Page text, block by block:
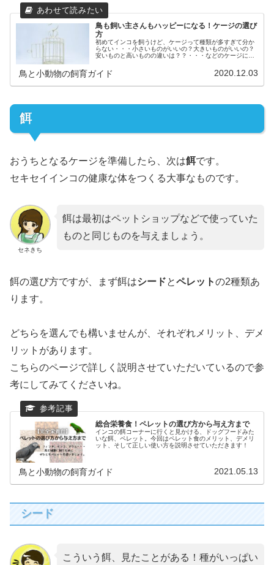
鳥も飼い主さんもハッピーになる！ケージの選び
方
初めてインコを飼うけど、ケージって種類が多すぎて分か
らない・・・小さいものがいいの？大きいものがいいの？
安いものと高いものの違いは？？・・・などのケージに関
んに合ったケージがみつかりますよ！
鳥と小動物の飼育ガイド 2020.12.03
餌
おうちとなるケージを準備したら、次は餌です。
セキセイインコの健康な体をつくる大事なものです。
セネきち
餌は最初はペットショップなどで使っていた
ものと同じものを与えましょう。
餌の選び方ですが、まず餌はシードとペレットの2種類あ
ります。
どちらを選んでも構いませんが、それぞれメリット、デメ
リットがあります。
こちらのページで詳しく説明させていただいているので参
考にしてみてくださいね。
総合栄養食！ペレットの選び方から与え方まで
インコの餌コーナーに行くと見かける、ドッグフードみた
いな餌、ペレット。今回はペレット食のメリット、デメリ
ット、そして正しい使い方を説明させていただきます！
鳥と小動物の飼育ガイド 2021.05.13
シード
こういう餌、見たことがある！種がいっぱい